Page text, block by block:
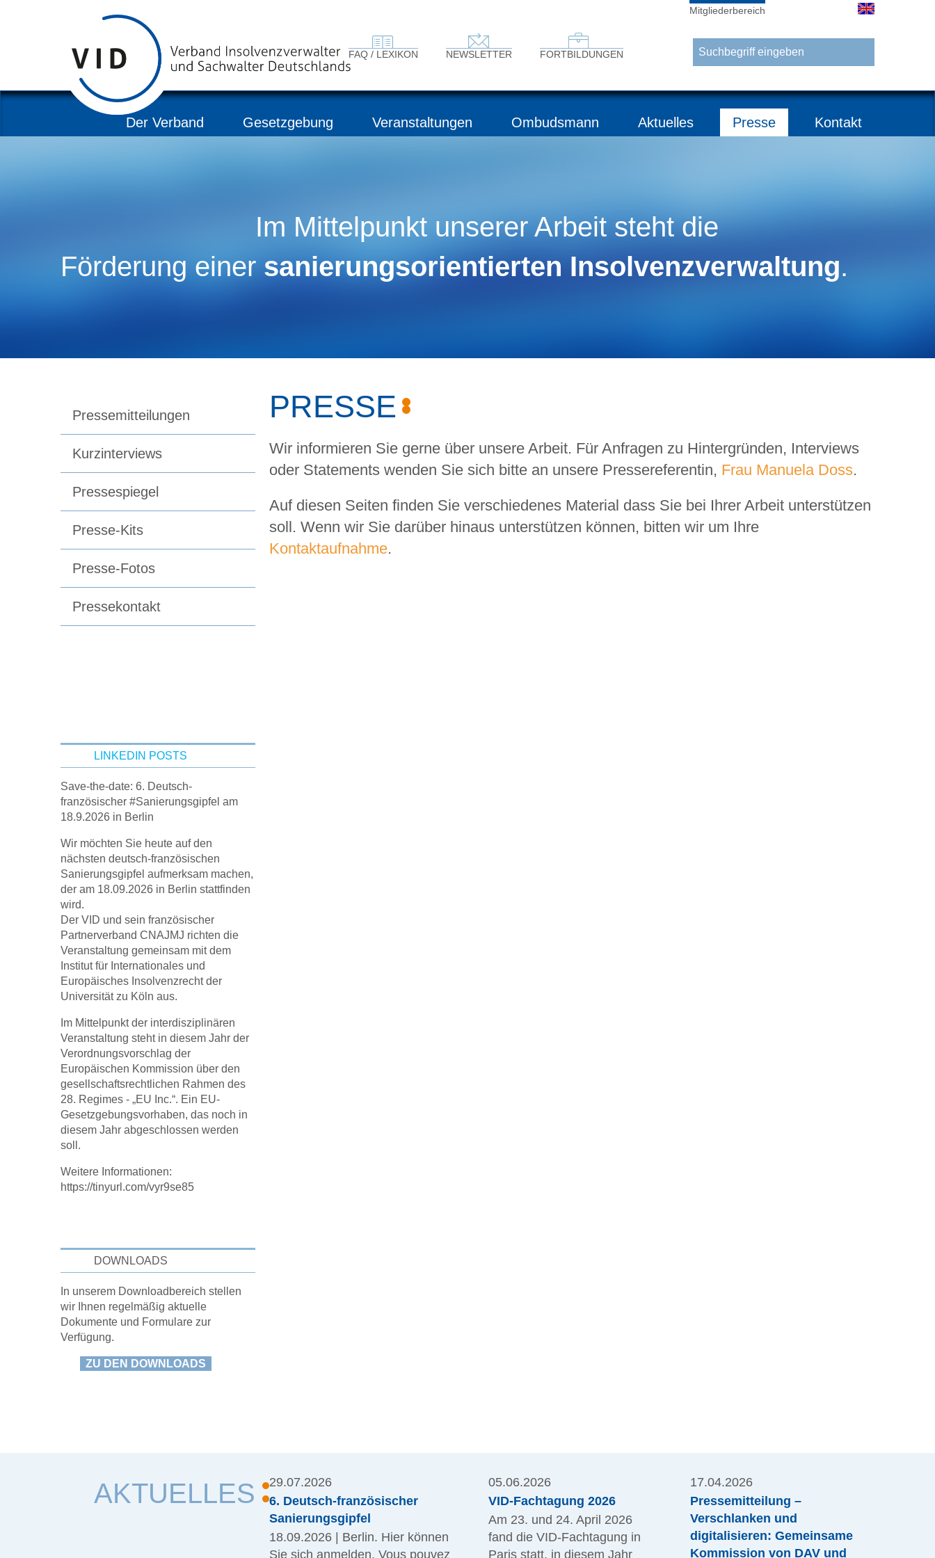
FAQ / LEXIKON NEWSLETTER FORTBILDUNGEN
Mitgliederbereich
Der Verband Gesetzgebung Veranstaltungen Ombudsmann Aktuelles Presse Kontakt
Im Mittelpunkt unserer Arbeit steht die
Förderung einersanierungsorientierten Insolvenzverwaltung.
Pressemitteilungen
Kurzinterviews
Pressespiegel
Presse-Kits
Presse-Fotos
Pressekontakt
LINKEDIN POSTS
Save-the-date: 6. Deutsch-
französischer #Sanierungsgipfel am
18.9.2026 in Berlin
Wir möchten Sie heute auf den
nächsten deutsch-französischen
Sanierungsgipfel aufmerksam machen,
der am 18.09.2026 in Berlin stattfinden
wird.
Der VID und sein französischer
Partnerverband CNAJMJ richten die
Veranstaltung gemeinsam mit dem
Institut für Internationales und
Europäisches Insolvenzrecht der
Universität zu Köln aus.
Im Mittelpunkt der interdisziplinären
Veranstaltung steht in diesem Jahr der
Verordnungsvorschlag der
Europäischen Kommission über den
gesellschaftsrechtlichen Rahmen des
28. Regimes - „EU Inc.“. Ein EU-
Gesetzgebungsvorhaben, das noch in
diesem Jahr abgeschlossen werden
soll.
Weitere Informationen:
https://tinyurl.com/vyr9se85
DOWNLOADS
In unserem Downloadbereich stellen
wir Ihnen regelmäßig aktuelle
Dokumente und Formulare zur
Verfügung.
ZU DEN DOWNLOADS
PRESSE
Wir informieren Sie gerne über unsere Arbeit. Für Anfragen zu Hintergründen, Interviews
oder Statements wenden Sie sich bitte an unsere Pressereferentin, Frau Manuela Doss.
Auf diesen Seiten finden Sie verschiedenes Material dass Sie bei Ihrer Arbeit unterstützen
soll. Wenn wir Sie darüber hinaus unterstützen können, bitten wir um Ihre
Kontaktaufnahme.
AKTUELLES
29.07.2026
6. Deutsch-französischer
Sanierungsgipfel
18.09.2026 | Berlin. Hier können
Sie sich anmelden. Vous pouvez
05.06.2026
VID-Fachtagung 2026
Am 23. und 24. April 2026
fand die VID-Fachtagung in
Paris statt, in diesem Jahr
17.04.2026
Pressemitteilung –
Verschlanken und
digitalisieren: Gemeinsame
Kommission von DAV und